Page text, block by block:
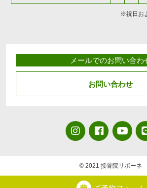
※祝日お
メールでのお問い合わ
お問い合わせ
© 2021 接骨院リボーネ